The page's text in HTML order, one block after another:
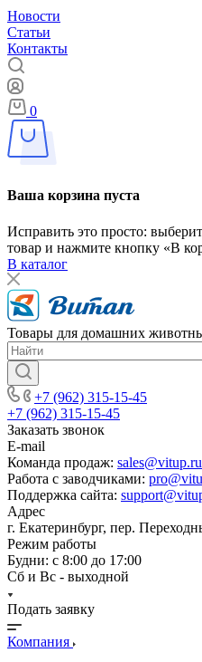
Новости
Статьи
Контакты
0
Ваша корзина пуста
Исправить это просто:
товар и нажмите кнопку «В
В каталог
Товары для домашних
+7 (962) 315-15-45
+7 (962) 315-15-45
Заказать звонок
E-mail
Команда продаж: sales@vitup.ru
Работа с заводчиками:
Поддержка сайта:
Адрес
г. Екатеринбург, пер.
Режим работы
Будни: с 8:00 до 17:00
Сб и Вс - выходной
Подать заявку
Компания